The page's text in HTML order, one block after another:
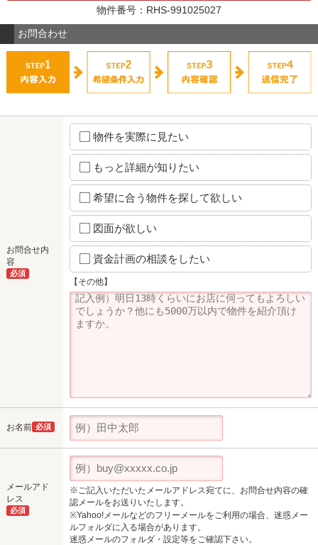
物件番号：RHS-991025027
お問合わせ
お問合せ内
容
必須
物件を実際に見たい
もっと詳細が知りたい
希望に合う物件を探して欲しい
図面が欲しい
資金計画の相談をしたい
【その他】
お名前 必須
メールアド
レス
必須
※ご記入いただいたメールアドレス宛てに、お問合せ内容の確
認メールをお送りいたします。
※Yahoo!メールなどのフリーメールをご利用の場合、迷惑メー
ルフォルダに入る場合があります。
迷惑メールのフォルダ・設定等をご確認下さい。